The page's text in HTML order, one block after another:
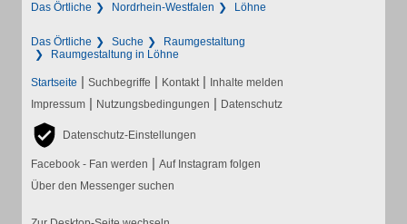
Das Örtliche Nordrhein-Westfalen Löhne
Das Örtliche Suche
Raumgestaltung
Raumgestaltung in Löhne
Startseite | Suchbegriffe | Kontakt | Inhalte melden
Impressum | Nutzungsbedingungen | Datenschutz
Datenschutz-Einstellungen
Facebook - Fan werden | Auf Instagram folgen
Über den Messenger suchen